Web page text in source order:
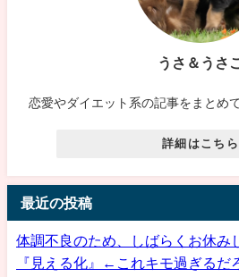
うさ＆うさこ
恋愛やダイエット系の記事をまとめ
詳細はこちら
最近の投稿
体調不良のため、しばらくお休み
『見える化』←これキモ過ぎるだ